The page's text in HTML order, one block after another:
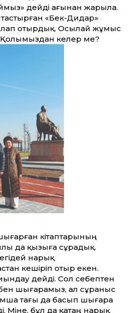
дейді ағынан жарыла.
«Бек-Дидар»
отырдық. Осылай жұмыс
Қолымыздан келер ме?
кітаптарының
да қызыға сұрадық.
нарық
кешіріп отыр екен.
дейді. Сол себептен
шығарамыз, ал сұраныс
тағы да басып шығара
Міне, бұл да қатаң нарық